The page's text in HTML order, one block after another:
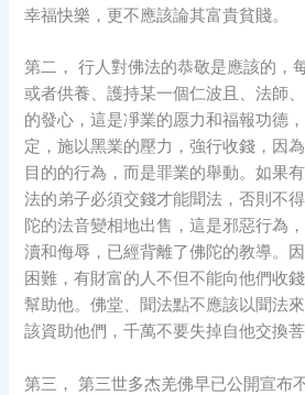
幸福快樂，更不應該論其富貴貧賤。
第二， 行人對佛法的恭敬是應該的，
或者供養、護持某一個仁波且、法師
的發心，這是凈業的愿力和福報功德
定，施以黑業的壓力，強行收錢，因
目的的行為，而是罪業的舉動。如果
法的弟子必須交錢才能聞法，否則不
陀的法音變相地出售，這是邪惡行為
瀆和侮辱，已經背離了佛陀的教導。
困難，有財富的人不但不能向他們收
幫助他。佛堂、聞法點不應該以聞法
該資助他們，千萬不要失掉自他交換菩
第三， 第三世多杰羌佛早已公開宣布